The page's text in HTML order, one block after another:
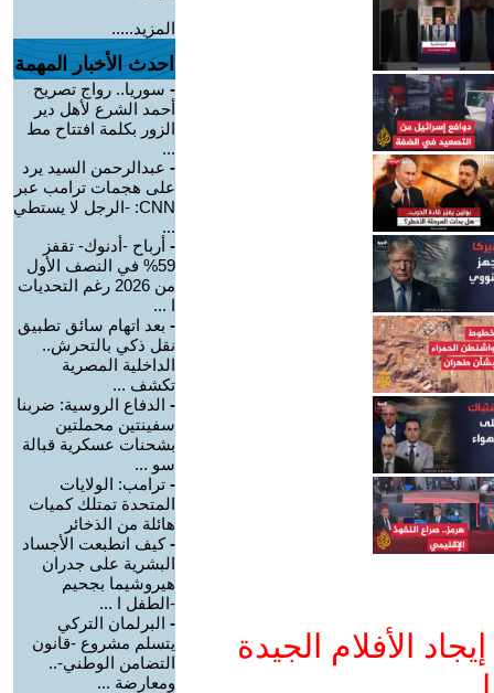
الأفلام الجيدة
المزيد.....
احدث الأخبار المهمة
- سوريا.. رواج تصريح
أحمد الشرع لأهل دير
الزور بكلمة افتتاح مط
...
- عبدالرحمن السيد يرد
على هجمات ترامب عبر
CNN: -الرجل لا يستطي
...
- أرباح -أدنوك- تقفز
59% في النصف الأول
من 2026 رغم التحديات
ا ...
- بعد اتهام سائق تطبيق
نقل ذكي بالتحرش..
الداخلية المصرية
تكشف ...
- الدفاع الروسية: ضربنا
سفينتين محملتين
بشحنات عسكرية قبالة
سو ...
- ترامب: الولايات
المتحدة تمتلك كميات
هائلة من الذخائر
-كيف انطبعت الأجساد
البشرية على جدران
هيروشيما بجحيم
-الطفل ا ...
- البرلمان التركي
يتسلم مشروع -قانون
التضامن الوطني-..
ومعارضة ...